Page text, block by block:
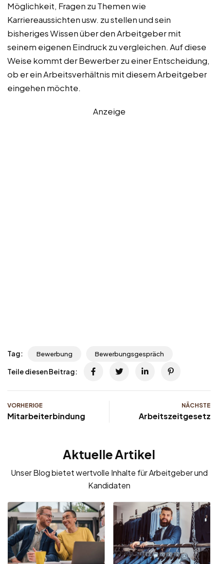
Möglichkeit, Fragen zu Themen wie
Karriereaussichten usw. zu stellen und sein
bisheriges Wissen über den Arbeitgeber mit
seinem eigenen Eindruck zu vergleichen. Auf diese
Weise kommt der Bewerber zu einer Entscheidung,
ob er ein Arbeitsverhältnis mit diesem Arbeitgeber
eingehen möchte.
Anzeige
Tag: Bewerbung Bewerbungsgespräch
Teile diesen Beitrag:
VORHERIGE
Mitarbeiterbindung
NÄCHSTE
Arbeitszeitgesetz
Aktuelle Artikel
Unser Blog bietet wertvolle Inhalte für Arbeitgeber und
Kandidaten